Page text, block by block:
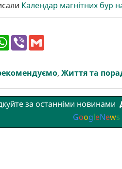
Календар магнітних бур
W
h
s
A
V
r l , Життя та
за останніми новинами
GoogleNews